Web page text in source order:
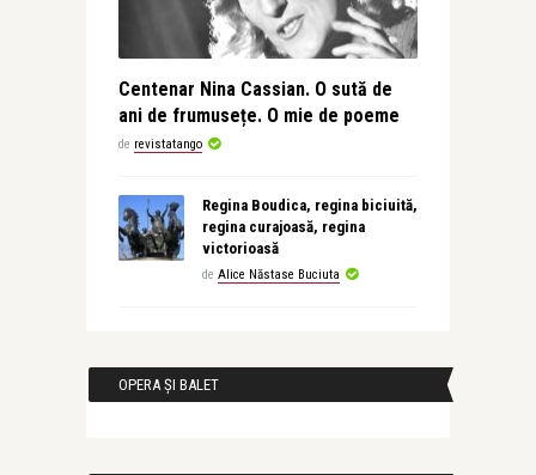
Centenar Nina Cassian. O sută de
ani de frumusețe. O mie de poeme
de revistatango
Regina Boudica, regina biciuită,
regina curajoasă, regina
victorioasă
de Alice Năstase Buciuta
OPERA ȘI BALET